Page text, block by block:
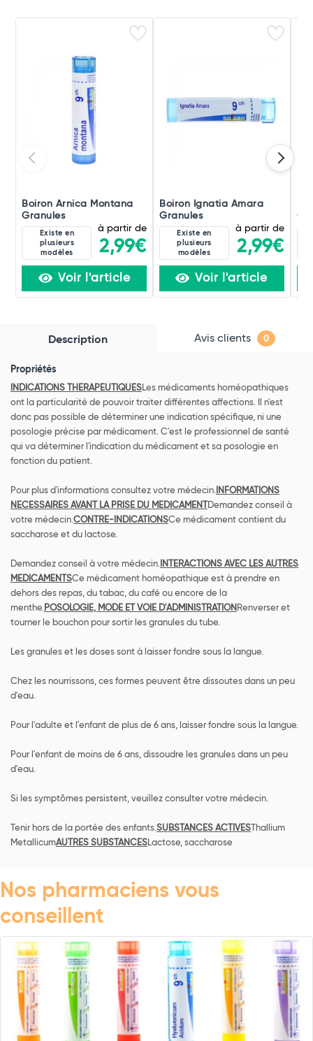
Boiron Arnica Montana
Granules
Existe en
plusieurs
modèles
à partir de
2,99€
Voir l'article
Boiron Ignatia Amara
Granules
Existe en
plusieurs
modèles
à partir de
2,99€
Voir l'article
Description Avis clients 0
Propriétés
INDICATIONS THERAPEUTIQUESLes médicaments homéopathiques
ont la particularité de pouvoir traiter différentes affections. Il n'est
donc pas possible de déterminer une indication spécifique, ni une
posologie précise par médicament. C'est le professionnel de santé
qui va déterminer l'indication du médicament et sa posologie en
fonction du patient.
Pour plus d'informations consultez votre médecin. INFORMATIONS
NECESSAIRES AVANT LA PRISE DU MEDICAMENTDemandez conseil à
votre médecin.CONTRE-INDICATIONSCe médicament contient du
saccharose et du lactose.
Demandez conseil à votre médecin. INTERACTIONS AVEC LES AUTRES
MEDICAMENTSCe médicament homéopathique est à prendre en
dehors des repas, du tabac, du café ou encore de la
menthe.POSOLOGIE, MODE ET VOIE D'ADMINISTRATION Renverser et
tourner le bouchon pour sortir les granules du tube.
Les granules et les doses sont à laisser fondre sous la langue.
Chez les nourrissons, ces formes peuvent être dissoutes dans un peu
d'eau.
Pour l'adulte et l'enfant de plus de 6 ans, laisser fondre sous la langue.
Pour l'enfant de moins de 6 ans, dissoudre les granules dans un peu
d'eau.
Si les symptômes persistent, veuillez consulter votre médecin.
Tenir hors de la portée des enfants.SUBSTANCES ACTIVESThallium
MetallicumAUTRES SUBSTANCESLactose, saccharose
Nos pharmaciens vous
conseillent